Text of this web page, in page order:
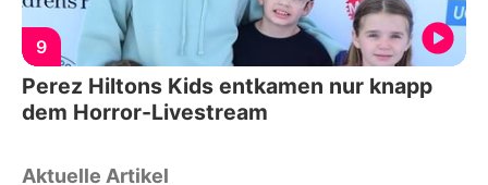
9
Perez Hiltons Kids entkamen nur knapp
dem Horror-Livestream
Aktuelle Artikel